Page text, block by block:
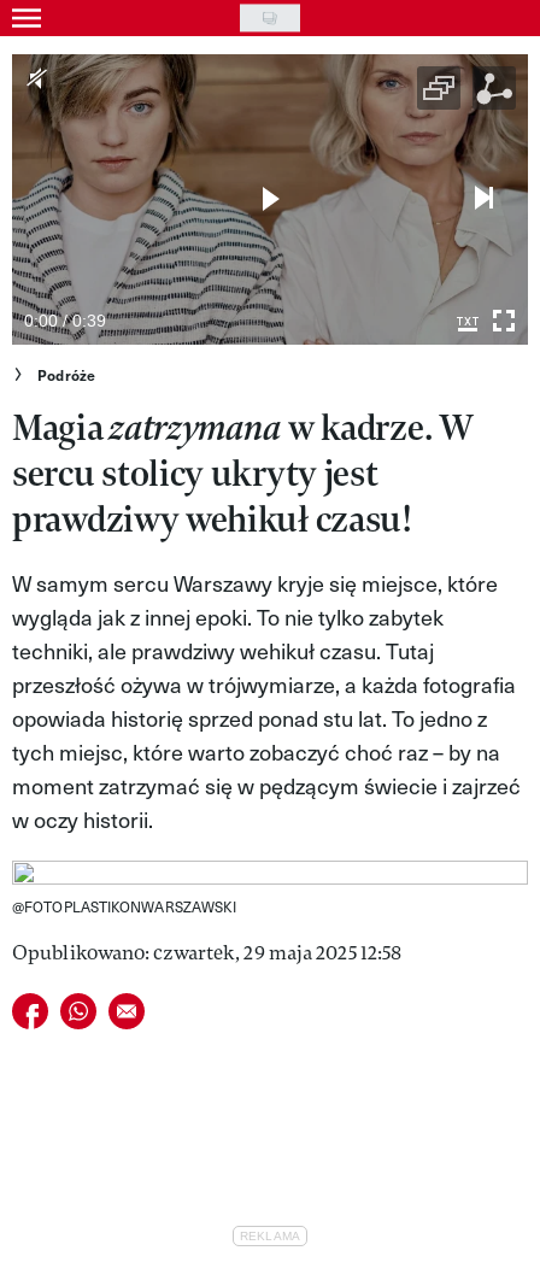
Skip
to
main
content
Gwiazdy
Ludzie
Moda
Uroda
Styl życia
Kultura
Wideo
Nasze akcje
VIVA!ART
VIVA!MODA
VIVA!MAN
VIVA!PEOPLE POWER
VIVA!ITAKA
MAGAZYN VIVA!
0:00 / 0:39
Podróże
Magiazatrzymanaw kadrze. W
sercu stolicy ukryty jest
prawdziwy wehikuł czasu!
W samym sercu Warszawy kryje się miejsce, które
wygląda jak z innej epoki. To nie tylko zabytek
techniki, ale prawdziwy wehikuł czasu. Tutaj
przeszłość ożywa w trójwymiarze, a każda fotografia
opowiada historię sprzed ponad stu lat. To jedno z
tych miejsc, które warto zobaczyć choć raz – by na
moment zatrzymać się w pędzącym świecie i zajrzeć
w oczy historii.
@FOTOPLASTIKONWARSZAWSKI
Opublikowano: czwartek, 29 maja 2025 12:58
Udostępnij na facebook
Udostępnij na whatsapp
E-mail do przyjaciela